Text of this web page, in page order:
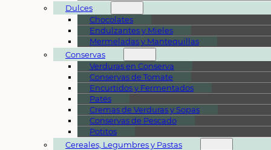
Dulces
Chocolates
Endulzantes y Mieles
Mermeladas y Mantequillas
Conservas
Verduras en Conserva
Conservas de Tomate
Encurtidos y Fermentados
Patés
Cremas de Verduras y Sopas
Conservas de Pescado
Potitos
Cereales, Legumbres y Pastas